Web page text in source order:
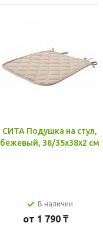
СИТА Подушка на стул,
бежевый, 38/35x38x2 см
В наличии
от 1 790 ₸